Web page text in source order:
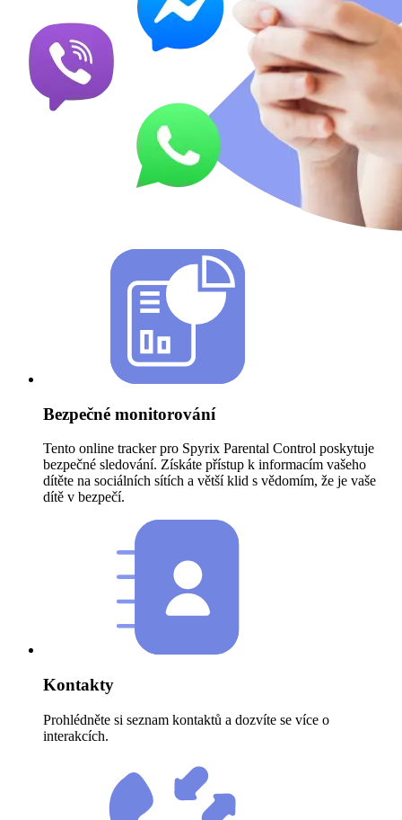
Bezpečné monitorování
Tento online tracker pro Spyrix Parental Control poskytuje
bezpečné sledování. Získáte přístup k informacím vašeho
dítěte na sociálních sítích a větší klid s vědomím, že je vaše
dítě v bezpečí.
Kontakty
Prohlédněte si seznam kontaktů a dozvíte se více o
interakcích.